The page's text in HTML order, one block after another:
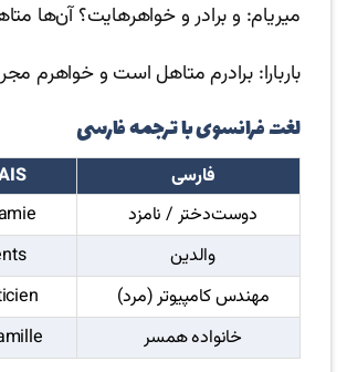
میریام: و برادر و خواهرهایت؟ آن‌ها
باربارا: برادرم متاهل است و خواهرم
لغت فرانسوی با ترجمه فارسی
فارسی
دوست‌دختر / نامزد
والدین
مهندس کامپیوتر (مرد)
خانواده همسر